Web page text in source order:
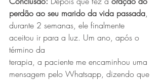
perdão ao seu marido da vida passada,
durante 2 semanas, ele finalmente
aceitou ir para a luz. Um ano, após o
término da
terapia, a paciente me encaminhou uma
mensagem pelo Whatsapp, dizendo que